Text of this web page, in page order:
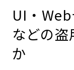
UI・
などの
か